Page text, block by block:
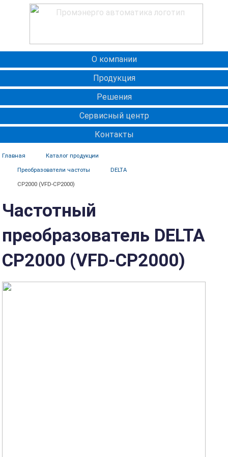
О компании
Продукция
Решения
Сервисный центр
Контакты
Главная Каталог продукции
Преобразователи частоты DELTA
CP2000 (VFD-CP2000)
Частотный
преобразователь DELTA
CP2000 (VFD-CP2000)